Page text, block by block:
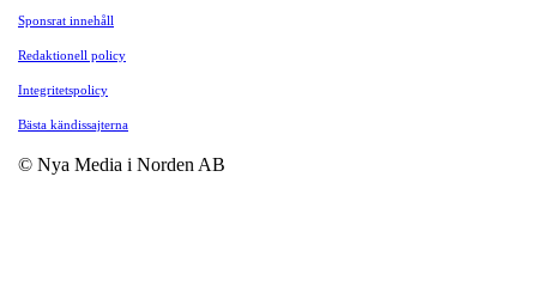
Sponsrat innehåll
Redaktionell policy
Integritetspolicy
Bästa kändissajterna
© Nya Media i Norden AB